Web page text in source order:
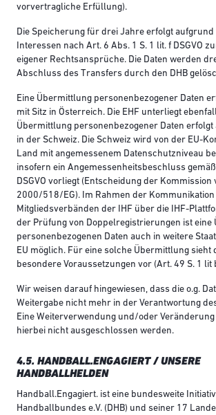
vorvertragliche Erfüllung).
Die Speicherung für drei Jahre erfolgt
Interessen nach Art. 6 Abs. 1 S. 1 lit. f DSGVO
eigener Rechtsansprüche. Die Daten werden
Abschluss des Transfers durch den DHB
Eine Übermittlung personenbezogener Daten
mit Sitz in Österreich. Die EHF unterliegt
Übermittlung personenbezogener Daten erfolgt
in der Schweiz. Die Schweiz wird von der EU-
Land mit angemessenem Datenschutzniveau
insofern ein Angemessenheitsbeschluss
DSGVO vorliegt (Entscheidung der
2000/518/EG). Im Rahmen der Kommunikation
Mitgliedsverbänden der IHF über die IHF-
der Prüfung von Doppelregistrierungen ist eine
personenbezogenen Daten auch in weitere
EU möglich. Für eine solche Übermittlung sieht
besondere Voraussetzungen vor (Art. 49 S. 1 lit
Wir weisen darauf hingewiesen, dass die o.g.
Weitergabe nicht mehr in der Verantwortung
Eine Weiterverwendung und/oder
hierbei nicht ausgeschlossen werden.
4.5. HANDBALL.ENGAGIERT / UNSERE
HANDBALLHELDEN
Handball.Engagiert. ist eine bundesweite
Handballbundes e.V. (DHB) und seiner 17